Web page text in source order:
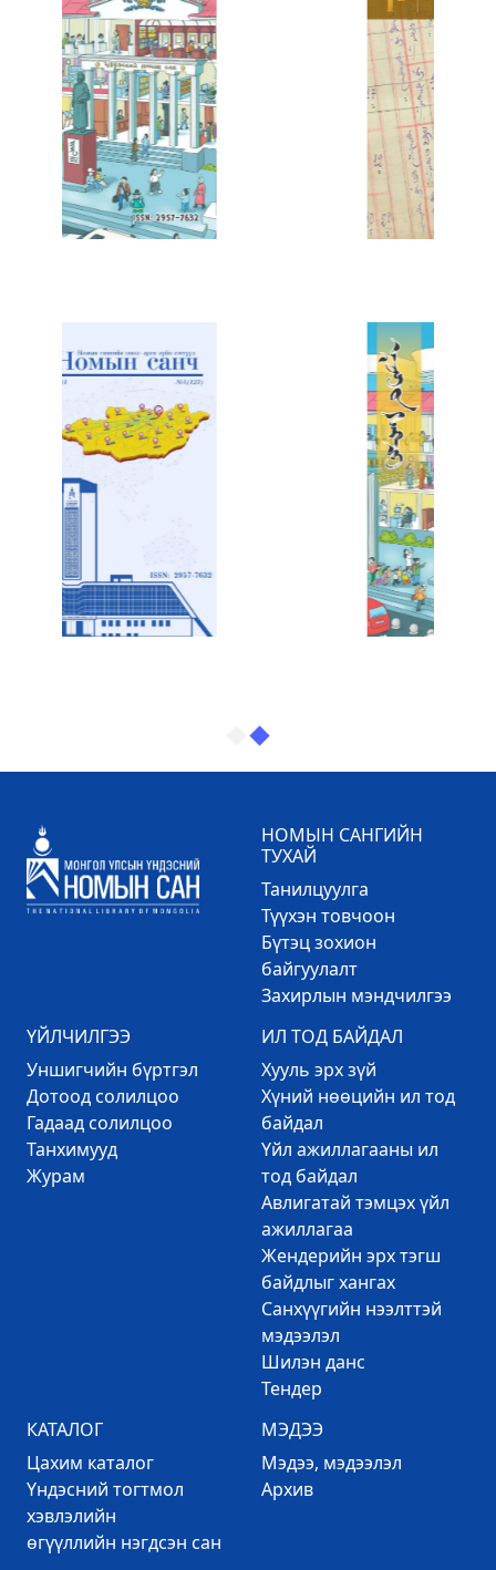
НОМЫН САНГИЙН
ТУХАЙ
Танилцуулга
Түүхэн товчоон
Бүтэц зохион
байгуулалт
Захирлын мэндчилгээ
ҮЙЛЧИЛГЭЭ
Уншигчийн бүртгэл
Дотоод солилцоо
Гадаад солилцоо
Танхимууд
Журам
ИЛ ТОД БАЙДАЛ
Хууль эрх зүй
Хүний нөөцийн ил тод
байдал
Үйл ажиллагааны ил
тод байдал
Авлигатай тэмцэх үйл
ажиллагаа
Жендерийн эрх тэгш
байдлыг хангах
Санхүүгийн нээлттэй
мэдээлэл
Шилэн данс
Тендер
КАТАЛОГ
Цахим каталог
Үндэсний тогтмол
хэвлэлийн
өгүүллийн нэгдсэн сан
МЭДЭЭ
Mэдээ, мэдээлэл
Архив